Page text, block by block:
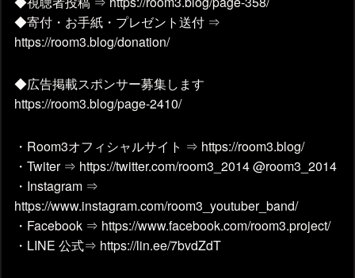
◆寄付・お手紙・プレゼント送付 ⇒
https://room3.blog/donation/
◆広告掲載スポンサー募集します
https://room3.blog/page-2410/
・Room3オフィシャルサイト ⇒ https://room3.blog/
・Twiter ⇒ https://twitter.com/room3_2014 @room3_2014
・Instagram ⇒
https://www.instagram.com/room3_youtuber_band/
・Facebook ⇒ https://www.facebook.com/room3.project/
・LINE 公式⇒ https://lin.ee/7bvdZdT